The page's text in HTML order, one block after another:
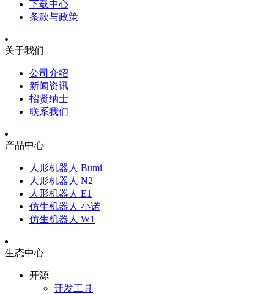
下载中心
条款与政策
关于我们
公司介绍
新闻资讯
招贤纳士
联系我们
产品中心
人形机器人 Bumi
人形机器人 N2
人形机器人 E1
仿生机器人 小诺
仿生机器人 W1
生态中心
开源
开发工具